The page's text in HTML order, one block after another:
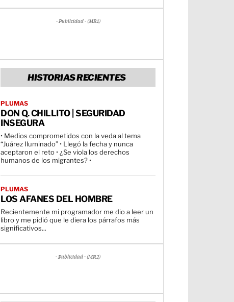
- Publicidad - (MR1)
HISTORIAS RECIENTES
PLUMAS
DON Q. CHILLITO | SEGURIDAD
INSEGURA
• Medios comprometidos con la veda al tema
“Juárez Iluminado” • Llegó la fecha y nunca
aceptaron el reto • ¿Se viola los derechos
humanos de los migrantes? •
PLUMAS
LOS AFANES DEL HOMBRE
Recientemente mi programador me dio a leer un
libro y me pidió que le diera los párrafos más
significativos...
- Publicidad - (MR2)